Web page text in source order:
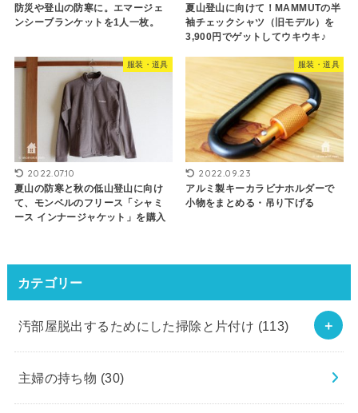
防災や登山の防寒に。エマージェ
ンシーブランケットを1人一枚。
夏山登山に向けて！MAMMUTの半
袖チェックシャツ（旧モデル）を
3,900円でゲットしてウキウキ♪
服装・道具
2022.07.10
夏山の防寒と秋の低山登山に向け
て、モンベルのフリース「シャミ
ース インナージャケット」を購入
服装・道具
2022.09.23
アルミ製キーカラビナホルダーで
小物をまとめる・吊り下げる
カテゴリー
汚部屋脱出するためにした掃除と片付け (113)
主婦の持ち物 (30)